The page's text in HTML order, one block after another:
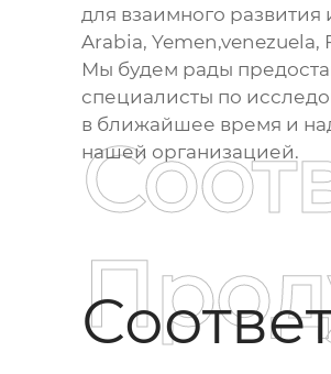
для взаимного развития
Arabia, Yemen,venezuela,
Мы будем рады
специалисты по
в ближайшее время и
нашей организацией.